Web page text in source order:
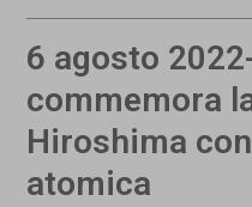
6 agosto
commemora
Hiroshima
atomica